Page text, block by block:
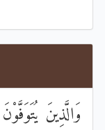
وَالَّذِينَ